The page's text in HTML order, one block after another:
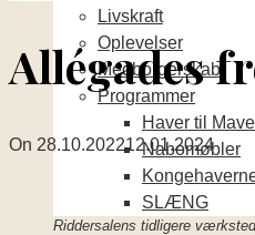
Livskraft
Oplevelser
Medborgerskab
Programmer
Haver til
Nabomøbler
SLÆNG
Allégades
On 28.10.202212.01.2024
Riddersalens tidligere